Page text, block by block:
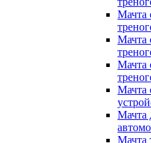
Мачта
Мачта
Мачта
Мачта
Мачта
Мачта